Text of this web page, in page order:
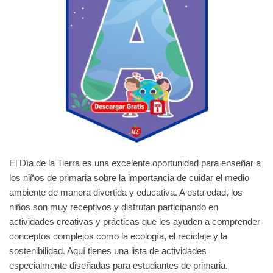
El Día de la Tierra es una excelente oportunidad para enseñar a
los niños de primaria sobre la importancia de cuidar el medio
ambiente de manera divertida y educativa. A esta edad, los
niños son muy receptivos y disfrutan participando en
actividades creativas y prácticas que les ayuden a comprender
conceptos complejos como la ecología, el reciclaje y la
sostenibilidad. Aquí tienes una lista de actividades
especialmente diseñadas para estudiantes de primaria.